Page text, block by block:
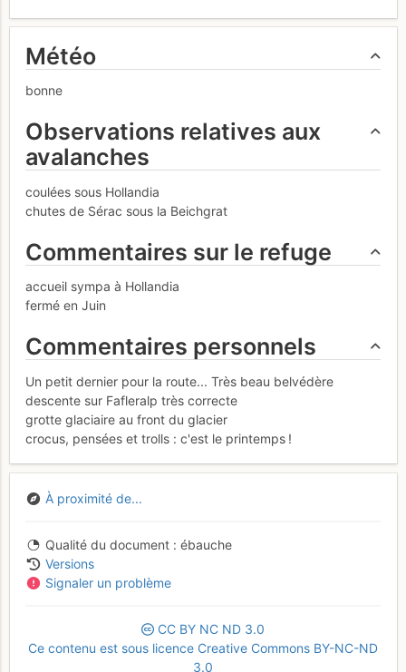
Météo
bonne
Observations relatives aux
avalanches
coulées sous Hollandia
chutes de Sérac sous la Beichgrat
Commentaires sur le refuge
accueil sympa à Hollandia
fermé en Juin
Commentaires personnels
Un petit dernier pour la route... Très beau belvédère
descente sur Fafleralp très correcte
grotte glaciaire au front du glacier
crocus, pensées et trolls : c'est le printemps !
À proximité de...
Qualité du document
ébauche
Versions
Signaler un problème
CC BY NC ND 3.0
Ce contenu est sous licence Creative Commons BY-NC-ND
3.0